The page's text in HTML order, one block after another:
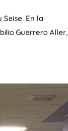
En la
Guerrero Aller,